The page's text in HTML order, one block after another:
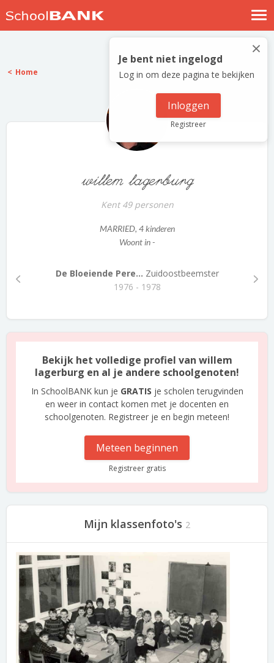
Nostalgische verhalen
Log in
Meld je gratis aan
×
Je bent niet ingelogd
Log in om deze pagina te bekijken
Inloggen
Registreer
Home
willem lagerburg
Kent 49 personen
MARRIED, 4 kinderen
Woont in -
De Bloeiende Pere... Zuidoostbeemster
1976 - 1978
Bekijk het volledige profiel van willem
lagerburg en al je andere schoolgenoten!
In SchoolBANK kun je GRATIS je scholen terugvinden
en weer in contact komen met je docenten en
schoolgenoten. Registreer je en begin meteen!
Meteen beginnen
Registreer gratis
Mijn klassenfoto's 2